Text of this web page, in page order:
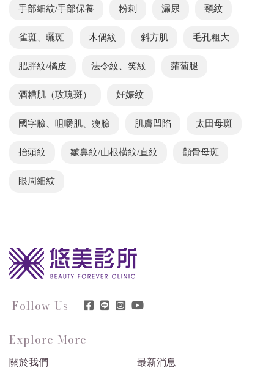
手部細紋/手部保養 粉刺 漏尿 頸紋
雀斑、曬斑 木偶紋 斜方肌 毛孔粗大
肥胖紋/橘皮 法令紋、笑紋 蘿蔔腿
酒糟肌（玫瑰斑） 妊娠紋
國字臉、咀嚼肌、瘦臉 肌膚凹陷 太田母斑
抬頭紋 皺鼻紋/山根橫紋/直紋 顴骨母斑
眼周細紋
Follow Us
Explore More
關於我們 最新消息